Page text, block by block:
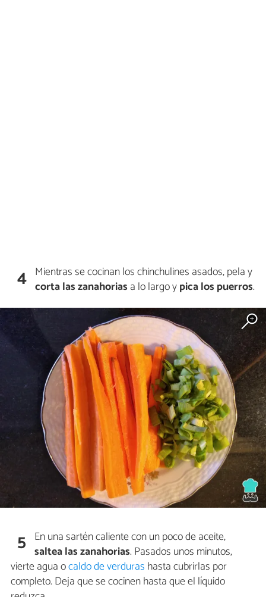
4 Mientras se cocinan los chinchulines asados, pela y
corta las zanahorias a lo largo ypica los puerros.
5 En una sartén caliente con un poco de aceite,
saltea las zanahorias. Pasados unos minutos,
vierte agua ocaldo de verduras hasta cubrirlas por
completo. Deja que se cocinen hasta que el líquido